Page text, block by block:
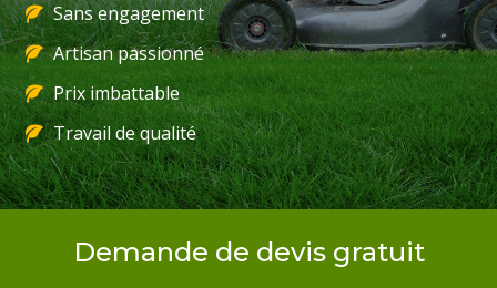
Sans engagement
Artisan passionné
Prix imbattable
Travail de qualité
Demande de devis gratuit